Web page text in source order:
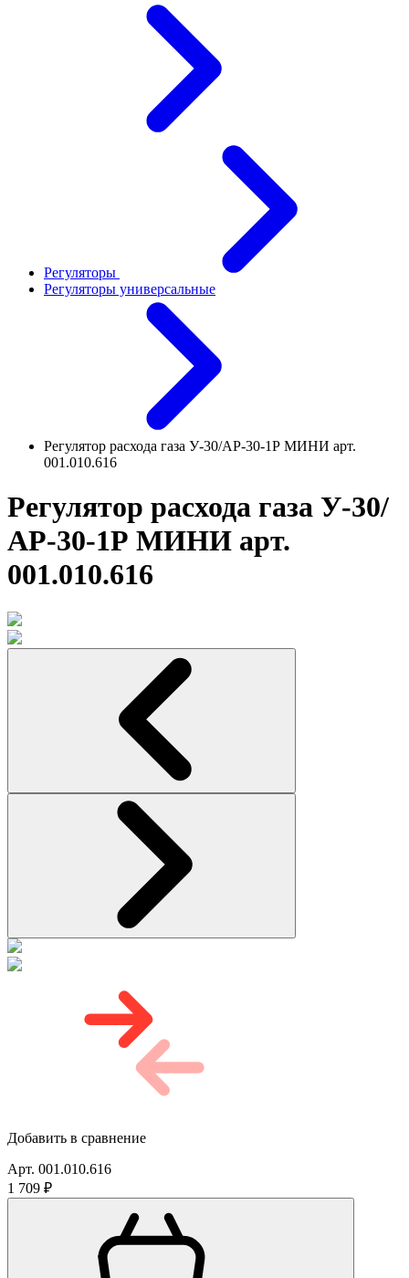
Регуляторы
Регуляторы универсальные
Регулятор расхода газа У-30/АР-30-1Р МИНИ арт.
001.010.616
Регулятор расхода газа У-30/
АР-30-1Р МИНИ арт.
001.010.616
Добавить в сравнение
Арт. 001.010.616
1 709 ₽